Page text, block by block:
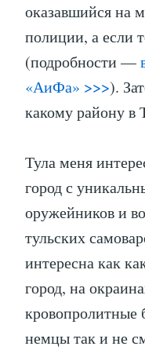
оказавшийся на
полиции, а если
(подробности —
«АиФа» >>>).
какому району в
Тула меня
город с
оружейников и
тульских
интересна как
город, на
кровопролитные
немцы так и не